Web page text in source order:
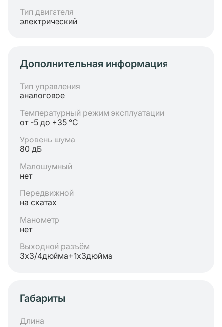
Тип двигателя
электрический
Дополнительная информация
Тип управления
аналоговое
Температурный режим эксплуатации
от -5 до +35 °C
Уровень шума
80 дБ
Малошумный
нет
Передвижной
на скатах
Манометр
нет
Выходной разъём
3х3/4дюйма+1х3дюйма
Габариты
Длина